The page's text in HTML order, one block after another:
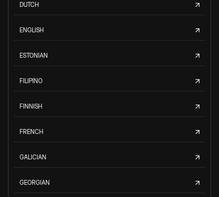
DUTCH
ENGLISH
ESTONIAN
FILIPINO
FINNISH
FRENCH
GALICIAN
GEORGIAN